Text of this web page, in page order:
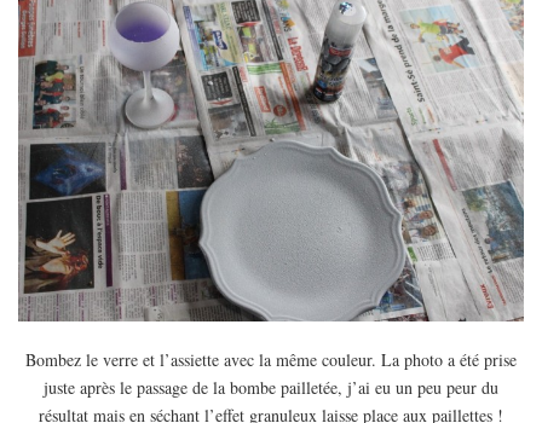
Bombez le verre et l’assiette avec la même couleur. La photo a été prise
juste après le passage de la bombe pailletée, j’ai eu un peu peur du
résultat mais en séchant l’effet granuleux laisse place aux paillettes !